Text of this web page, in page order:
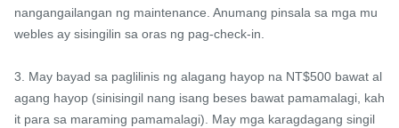
nangangailangan ng maintenance. Anumang pinsala sa mga mu
webles ay sisingilin sa oras ng pag-check-in.
3. May bayad sa paglilinis ng alagang hayop na NT$500 bawat al
agang hayop (sinisingil nang isang beses bawat pamamalagi, kah
it para sa maraming pamamalagi). May mga karagdagang singil